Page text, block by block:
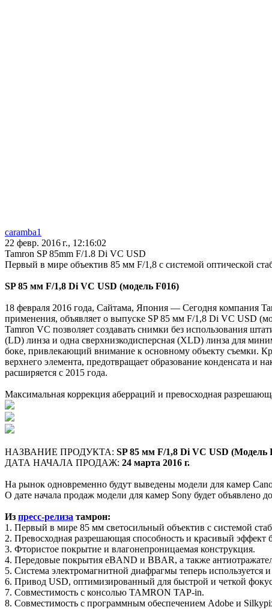
caramba1
22 февр. 2016 г., 12:16:02
Tamron SP 85mm F/1.8 Di VC USD
Первый в мире объектив 85 мм F/1,8 с системой оптической
SP 85 мм F/1,8 Di VC USD (модель F016)
18 февраля 2016 года, Сайтама, Япония — Сегодня компания
применения, объявляет о выпуске SP 85 мм F/1,8 Di VC USD
Tamron VC позволяет создавать снимки без использования
(LD) линза и одна сверхнизкодисперсная (XLD) линза для
боке, привлекающий внимание к основному объекту съемки.
верхнего элемента, предотвращает образование конденсата
расширяется с 2015 года.
Максимальная коррекция аберраций и превосходная
НАЗВАНИЕ ПРОДУКТА: SP 85 мм F/1,8 Di VC USD (Модель
ДАТА НАЧАЛА ПРОДАЖ: 24 марта 2016 г.
На рынок одновременно будут выведены модели для камер
О дате начала продаж модели для камер Sony будет объявлено
Из пресс-релиза тамрон:
1. Первый в мире 85 мм светосильный объектив с системой
2. Превосходная разрешающая способность и красивый эффект
3. Фтористое покрытие и влагонепроницаемая конструкция.
4. Передовые покрытия eBAND и BBAR, а также
5. Система электромагнитной диафрагмы теперь используется
6. Привод USD, оптимизированный для быстрой и четкой
7. Совместимость с консолью TAMRON TAP-in.
8. Совместимость с программным обеспечением Adobe и